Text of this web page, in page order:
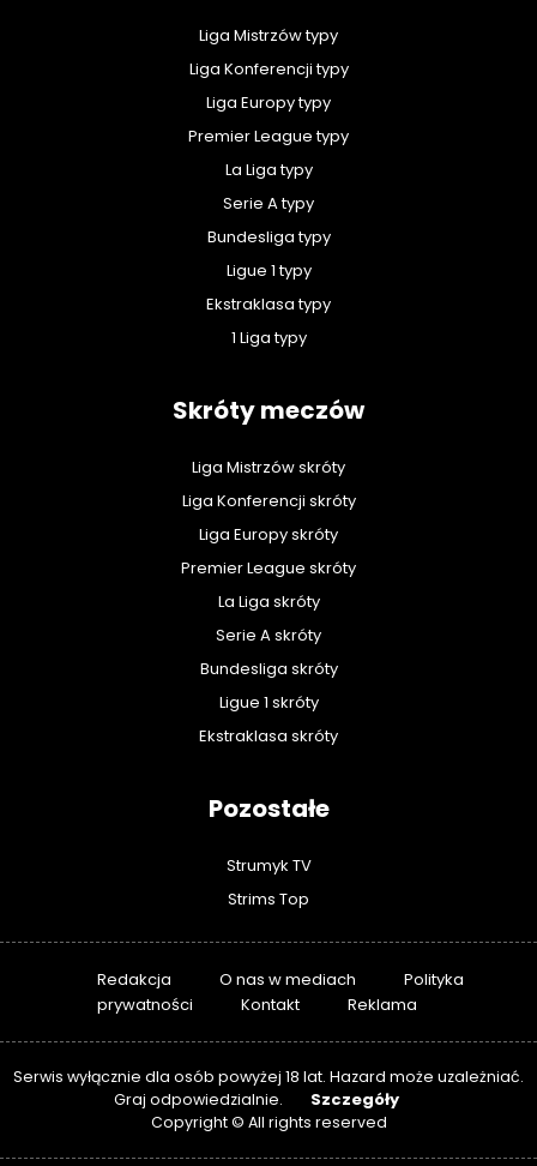
Liga Mistrzów typy
Liga Konferencji typy
Liga Europy typy
Premier League typy
La Liga typy
Serie A typy
Bundesliga typy
Ligue 1 typy
Ekstraklasa typy
1 Liga typy
Skróty meczów
Liga Mistrzów skróty
Liga Konferencji skróty
Liga Europy skróty
Premier League skróty
La Liga skróty
Serie A skróty
Bundesliga skróty
Ligue 1 skróty
Ekstraklasa skróty
Pozostałe
Strumyk TV
Strims Top
Redakcja O nas w mediach
Polityka
prywatności
Kontakt Reklama
Serwis wyłącznie dla osób powyżej 18 lat. Hazard może uzależniać.
Graj odpowiedzialnie.
Szczegóły
Copyright © All rights reserved